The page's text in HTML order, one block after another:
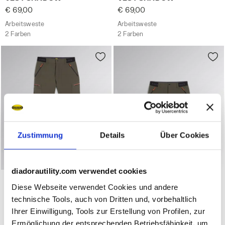
Zustimmung Details Über Cookies
diadorautility.com verwendet cookies
Diese Webseite verwendet Cookies und andere
technische Tools, auch von Dritten und, vorbehaltlich
Ihrer Einwilligung, Tools zur Erstellung von Profilen, zur
Ermöglichung der entsprechenden Betriebsfähigkeit, um
€ 69,00
Arbeitsweste
2 Farben
€ 69,00
Arbeitsweste
2 Farben
Arbeitshose PANT SHADOW CARGO TIEFSTE TIEFE -
PANT SHADOW CARGO
€ 72,00
Arbeitshose
3 Farben
Arbeits-Bermuda-Shorts
€ 58,00
Arbeits-Bermuda-Shorts
3 Farben